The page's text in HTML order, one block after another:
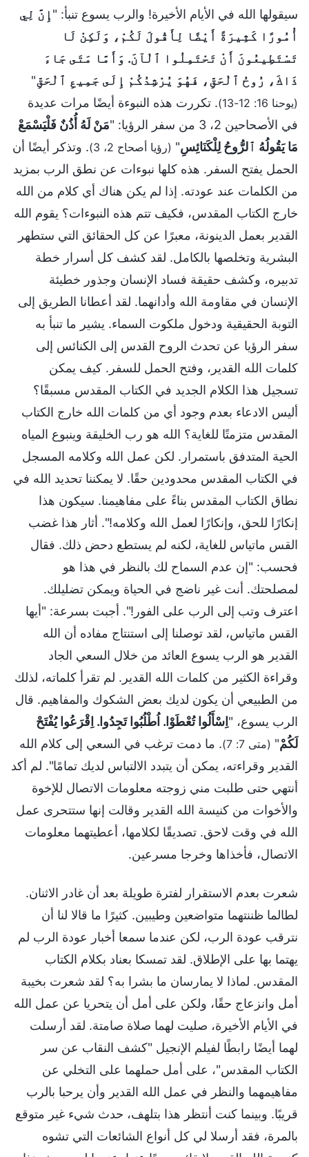
سيقولها الله في الأيام الأخيرة! والرب يسوع تنبأ: " إِنَّ لِي
أُمُورًا كَثِيرَةً أَيْضًا لِأَقُولَ لَكُمْ، وَلَكِنْ لَا
تَسْتَطِيعُونَ أَنْ تَحْتَمِلُوا ٱلْآنَ. وَأَمَّا مَتَى جَاءَ
ذَاكَ، رُوحُ ٱلْحَقِّ، فَهُوَ يُرْشِدُكُمْ إِلَى جَمِيعِ ٱلْحَقِّ"
(يوحنا 16: 12-13)
. تكررت هذه النبوءة أيضًا مرات عديدة
في الأصحاحين 2، 3 من سفر الرؤيا: "
مَنْ لَهُ أُذُنٌ فَلْيَسْمَعْ
مَا يَقُولُهُ ٱلرُّوحُ لِلْكَنَائِسِ" (رؤيا أصحاح 2، 3)
. وتذكر أيضًا أن
الحمل يفتح السفر. هذه كلها نبوءات عن نطق الرب بمزيد
من الكلمات عند عودته. إذا لم يكن هناك أي كلام من الله
خارج الكتاب المقدس، فكيف تتم هذه النبوءات؟ يقوم الله
القدير بعمل الدينونة، معبرًا عن كل الحقائق التي ستطهر
البشرية وتخلصها بالكامل. لقد كشف كل أسرار خطة
تدبيره، وكشف حقيقة فساد الإنسان وجذور خطيئة
الإنسان في مقاومة الله وأدانهما. لقد أعطانا الطريق إلى
التوبة الحقيقية ودخول ملكوت السماء. يشير ما تنبأ به
سفر الرؤيا عن تحدث الروح القدس إلى الكنائس إلى
كلمات الله القدير، وفتح الحمل للسفر. كيف يمكن
تسجيل هذا الكلام الجديد في الكتاب المقدس مسبقًا؟
أليس الادعاء بعدم وجود أي من كلمات الله خارج الكتاب
المقدس متزمتًا للغاية؟ الله هو رب الخليقة وينبوع المياه
الحية المتدفق باستمرار. لكن عمل الله وكلامه المسجل
في الكتاب المقدس محدودين حقًا. لا يمكننا تحديد الله في
نطاق الكتاب المقدس بناءً على مفاهيمنا. سيكون هذا
إنكارًا للحق، وإنكارًا لعمل الله وكلامه!". أثار هذا غضب
القس ماتياس للغاية، لكنه لم يستطع دحض ذلك. فقال
فحسب: "إن عدم السماح لك بالنظر في هذا هو
لمصلحتك. أنت غير ناضج في الحياة ويمكن تضليلك.
اعترف وتب إلى الرب على الفور!". أجبت بسرعة: "أيها
القس ماتياس، لقد توصلنا إلى استنتاج مفاده أن الله
القدير هو الرب يسوع العائد من خلال السعي الجاد
وقراءة الكثير من كلمات الله القدير. لم تقرأ كلماته، لذلك
من الطبيعي أن يكون لديك بعض الشكوك والمفاهيم. قال
الرب يسوع، "اِسْأَلُوا تُعْطَوْا. اُطْلُبُوا تَجِدُوا. اِقْرَعُوا يُفْتَحْ
لَكُمْ" (متى 7: 7)
. ما دمت ترغب في السعي إلى كلام الله
القدير وقراءته، يمكن أن يتبدد الالتباس لديك تمامًا". لم أكد
أنتهي حتى طلبت مني زوجته معلومات الاتصال للإخوة
والأخوات من كنيسة الله القدير وقالت إنها ستتحرى عمل
الله في وقت لاحق. تصديقًا لكلامها، أعطيتهما معلومات
الاتصال، فأخذاها وخرجا مسرعين.
شعرت بعدم الاستقرار لفترة طويلة بعد أن غادر الاثنان.
لطالما ظننتهما متواضعين وطيبين. كثيرًا ما قالا لنا أن
نترقب عودة الرب، لكن عندما سمعا أخبار عودة الرب لم
يهتما بها على الإطلاق. لقد تمسكا بعناد بكلام الكتاب
المقدس. لماذا لا يمارسان ما بشرا به؟ لقد شعرت بخيبة
أمل وانزعاج حقًا، ولكن على أمل أن يتحريا عن عمل الله
في الأيام الأخيرة، صليت لهما صلاة صامتة. لقد أرسلت
لهما أيضًا رابطًا لفيلم الإنجيل "كشف النقاب عن سر
الكتاب المقدس"، على أمل حملهما على التخلي عن
مفاهيمهما والنظر في عمل الله القدير وأن يرحبا بالرب
قريبًا. وبينما كنت أنتظر هذا بتلهف، حدث شيء غير متوقع
بالمرة، فقد أرسلا لي كل أنواع الشائعات التي تشوه